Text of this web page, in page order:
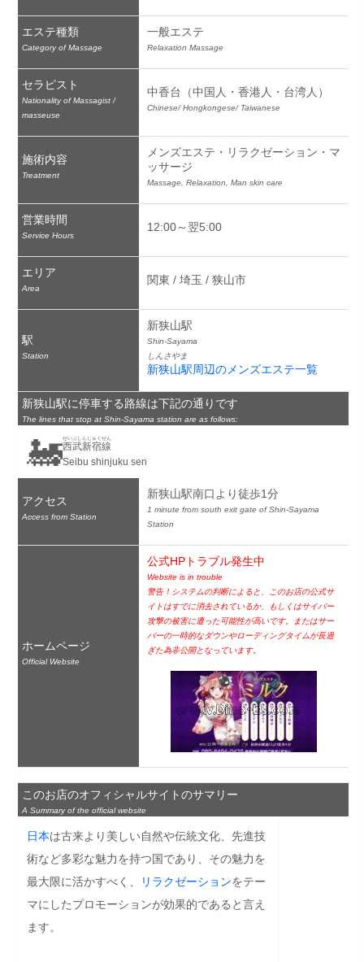
エステ種類
Category of Massage
一般エステ
Relaxation Massage
セラピスト
Nationality of Massagist /
masseuse
中香台（中国人・香港人・台湾人）
Chinese/ Hongkongese/ Taiwanese
施術内容
Treatment
メンズエステ・リラクゼーション・マ
ッサージ
Massage, Relaxation, Man skin care
営業時間
Service Hours
12:00～翌5:00
エリア
Area
関東 / 埼玉 / 狭山市
駅
Station
新狭山駅
Shin-Sayama
しんさやま
新狭山駅周辺のメンズエステ一覧
新狭山駅に停車する路線は下記の通りです
The lines that stop at Shin-Sayama station are as follows:
🚂西武新宿線
せいぶしんじゅくせん
Seibu shinjuku sen
アクセス
Access from Station
新狭山駅南口より徒歩1分
1 minute from south exit gate of Shin-Sayama
Station
ホームページ
Official Website
公式HPトラブル発生中
Website is in trouble
警告！システムの判断によると、このお店の公式サ
イトはすでに消去されているか、もしくはサイバー
攻撃の被害に遭った可能性が高いです。またはサー
バーの一時的なダウンやローディングタイムが長過
ぎた為非公開となっています。
このお店のオフィシャルサイトのサマリー
A Summary of the official website
日本は古来より美しい自然や伝統文化、先進技
術など多彩な魅力を持つ国であり、その魅力を
最大限に活かすべく、
リラクゼーションをテー
マにしたプロモーションが効果的であると言え
ます。